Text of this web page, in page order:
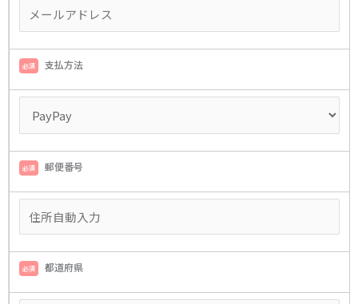
必須 支払方法
必須 郵便番号
必須 都道府県